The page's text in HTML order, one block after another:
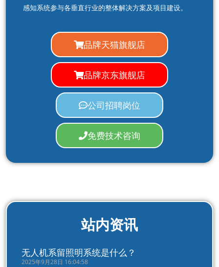
感知系统参与各垂直行业的整体解决方案及项目建设。
品牌天猫旗舰店
品牌京东旗舰店
公司招聘岗位
免费技术咨询
站内资讯
无人机系留照明系统是什么？
2025年9月28日 16:04:58